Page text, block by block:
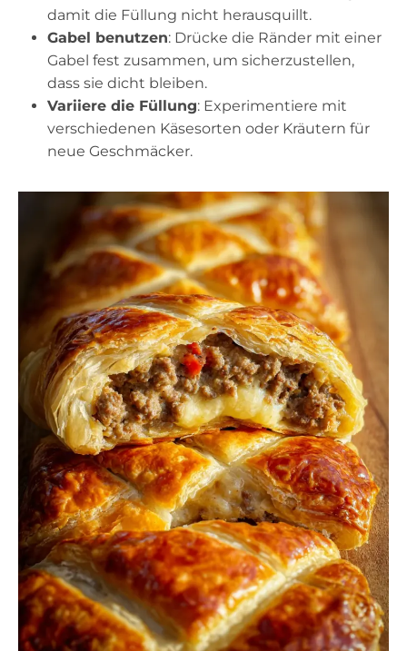
damit die Füllung nicht herausquillt.
Gabel benutzen: Drücke die Ränder mit einer
Gabel fest zusammen, um sicherzustellen,
dass sie dicht bleiben.
Variiere die Füllung: Experimentiere mit
verschiedenen Käsesorten oder Kräutern für
neue Geschmäcker.